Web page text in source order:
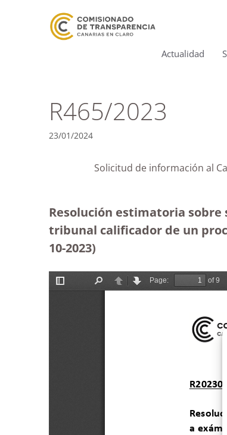
Actualidad
R465/2023
23/01/2024
Solicitud de información al
Resolución estimatoria
tribunal calificador de un
10-2023)